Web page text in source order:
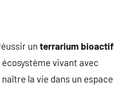
un terrarium bioactif
vivant avec
la vie dans un espace